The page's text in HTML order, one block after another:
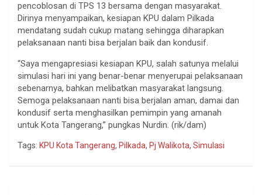
pencoblosan di TPS 13 bersama dengan masyarakat.
Dirinya menyampaikan, kesiapan KPU dalam Pilkada
mendatang sudah cukup matang sehingga diharapkan
pelaksanaan nanti bisa berjalan baik dan kondusif.
“Saya mengapresiasi kesiapan KPU, salah satunya melalui
simulasi hari ini yang benar-benar menyerupai pelaksanaan
sebenarnya, bahkan melibatkan masyarakat langsung.
Semoga pelaksanaan nanti bisa berjalan aman, damai dan
kondusif serta menghasilkan pemimpin yang amanah
untuk Kota Tangerang,” pungkas Nurdin. (rik/dam)
Tags: KPU Kota Tangerang, Pilkada, Pj Walikota, Simulasi